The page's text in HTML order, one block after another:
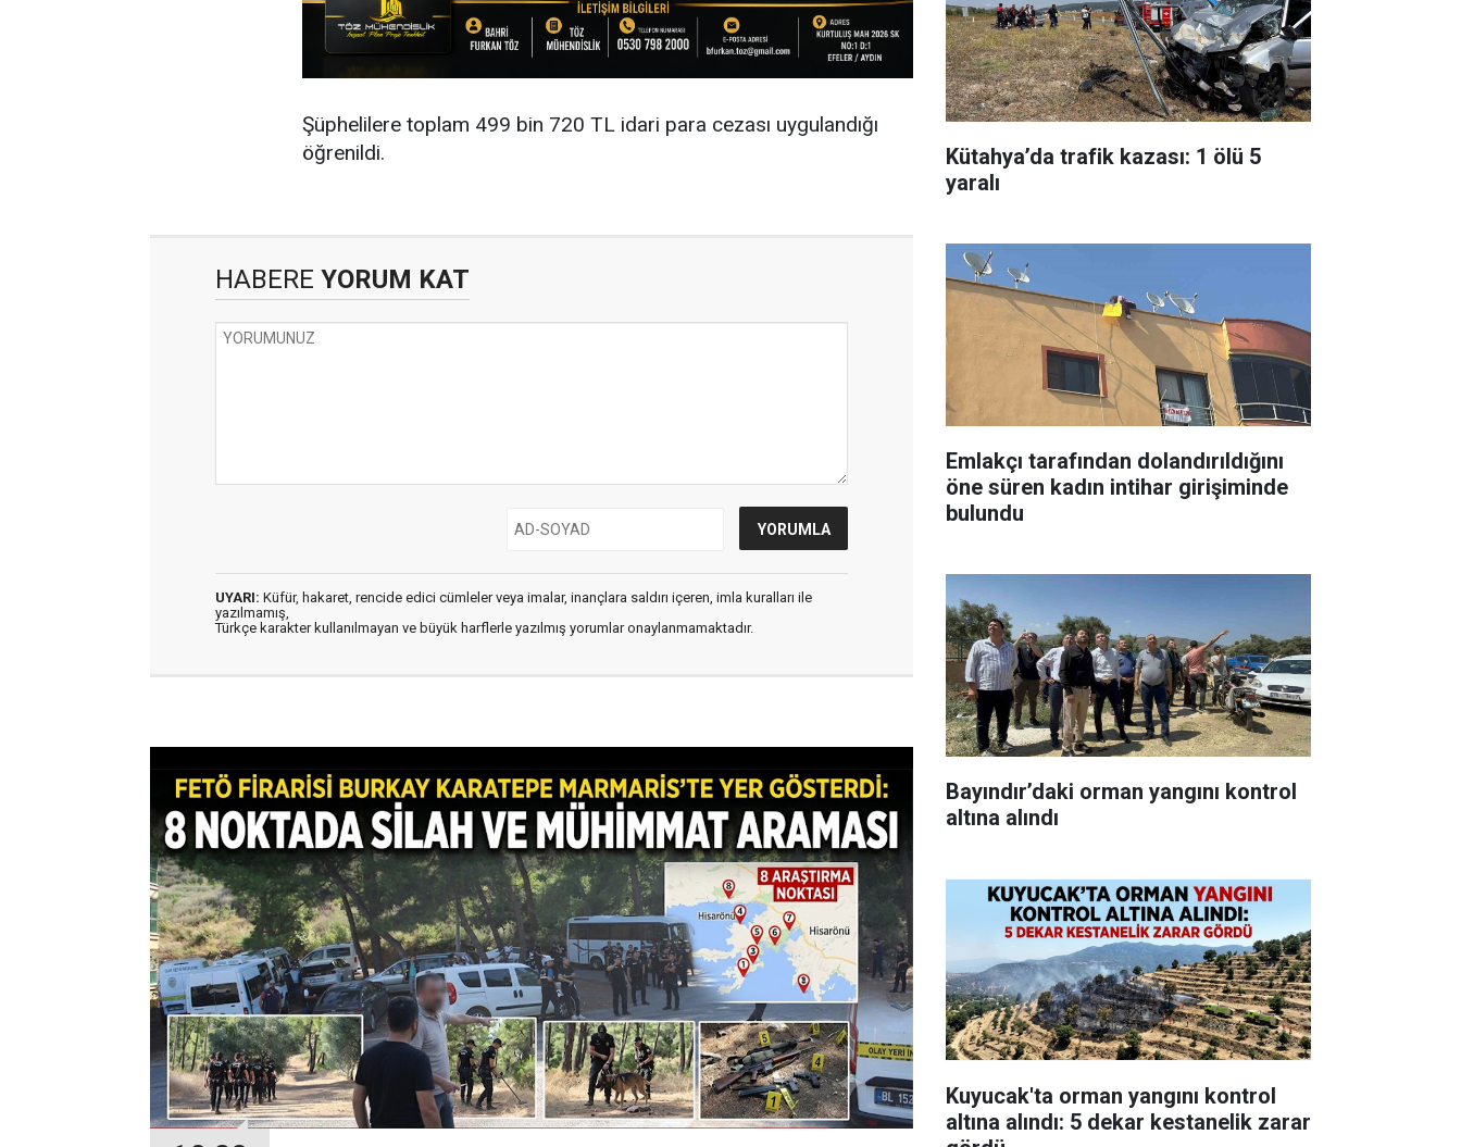
Şüphelilere toplam 499 bin 720 TL idari para cezası uygulandığı
öğrenildi.
HABERE YORUM KAT
UYARI: Küfür, hakaret, rencide edici cümleler veya imalar, inançlara saldırı içeren, imla kuralları ile
yazılmamış,
Türkçe karakter kullanılmayan ve büyük harflerle yazılmış yorumlar onaylanmamaktadır.
Kütahya’da trafik kazası: 1 ölü 5
yaralı
Emlakçı tarafından dolandırıldığını
öne süren kadın intihar girişiminde
bulundu
Bayındır’daki orman yangını kontrol
altına alındı
Kuyucak'ta orman yangını kontrol
altına alındı: 5 dekar kestanelik zarar